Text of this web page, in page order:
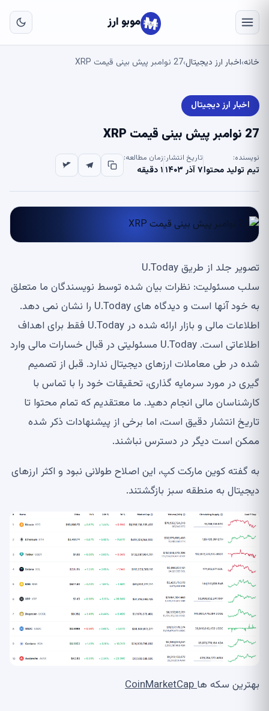
موبو ارز
خانه›اخبار ارز دیجیتال›27 نوامبر پیش بینی قیمت XRP
اخبار ارز دیجیتال
27 نوامبر پیش بینی قیمت XRP
نویسنده:
تیم تولید محتوا
تاریخ انتشار:
۷ آذر ۱۴۰۳
زمان مطالعه:
۱ دقیقه
تصویر جلد از طریق U.Today
سلب مسئولیت: نظرات بیان شده توسط نویسندگان ما متعلق
به خود آنها است و دیدگاه های U.Today را نشان نمی دهد.
اطلاعات مالی و بازار ارائه شده در U.Today فقط برای اهداف
اطلاعاتی است. U.Today مسئولیتی در قبال خسارات مالی وارد
شده در طی معاملات ارزهای دیجیتال ندارد. قبل از تصمیم
گیری در مورد سرمایه گذاری، تحقیقات خود را با تماس با
کارشناسان مالی انجام دهید. ما معتقدیم که تمام محتوا تا
تاریخ انتشار دقیق است، اما برخی از پیشنهادات ذکر شده
ممکن است دیگر در دسترس نباشند.
به گفته کوین مارکت کپ، این اصلاح طولانی نبود و اکثر ارزهای
دیجیتال به منطقه سبز بازگشتند.
بهترین سکه هاCoinMarketCap